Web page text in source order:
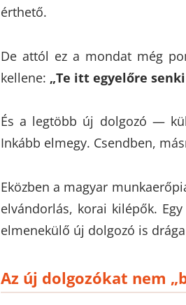
érthető.
De attól ez a mondat még
kellene: „Te itt egyelőre senki
És a legtöbb új dolgozó —
Inkább elmegy. Csendben,
Eközben a magyar
elvándorlás, korai kilépők.
elmenekülő új dolgozó is
Az új dolgozókat nem